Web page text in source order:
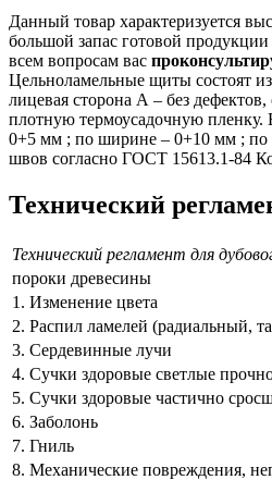
Данный товар характеризуется
большой запас готовой
всем вопросам вас
Цельноламельные щиты состоят
лицевая сторона А – без
плотную термоусадочную пленку.
0+5 мм ; по ширине – 0+10 мм ; по
швов согласно ГОСТ 15613.1-84
Технический
Технический регламент для
пороки древесины
1. Изменение цвета
2. Распил ламелей (радиальный,
3. Сердевинные лучи
4. Сучки здоровые светлые
5. Сучки здоровые частично
6. Заболонь
7. Гниль
8. Механические повреждения,